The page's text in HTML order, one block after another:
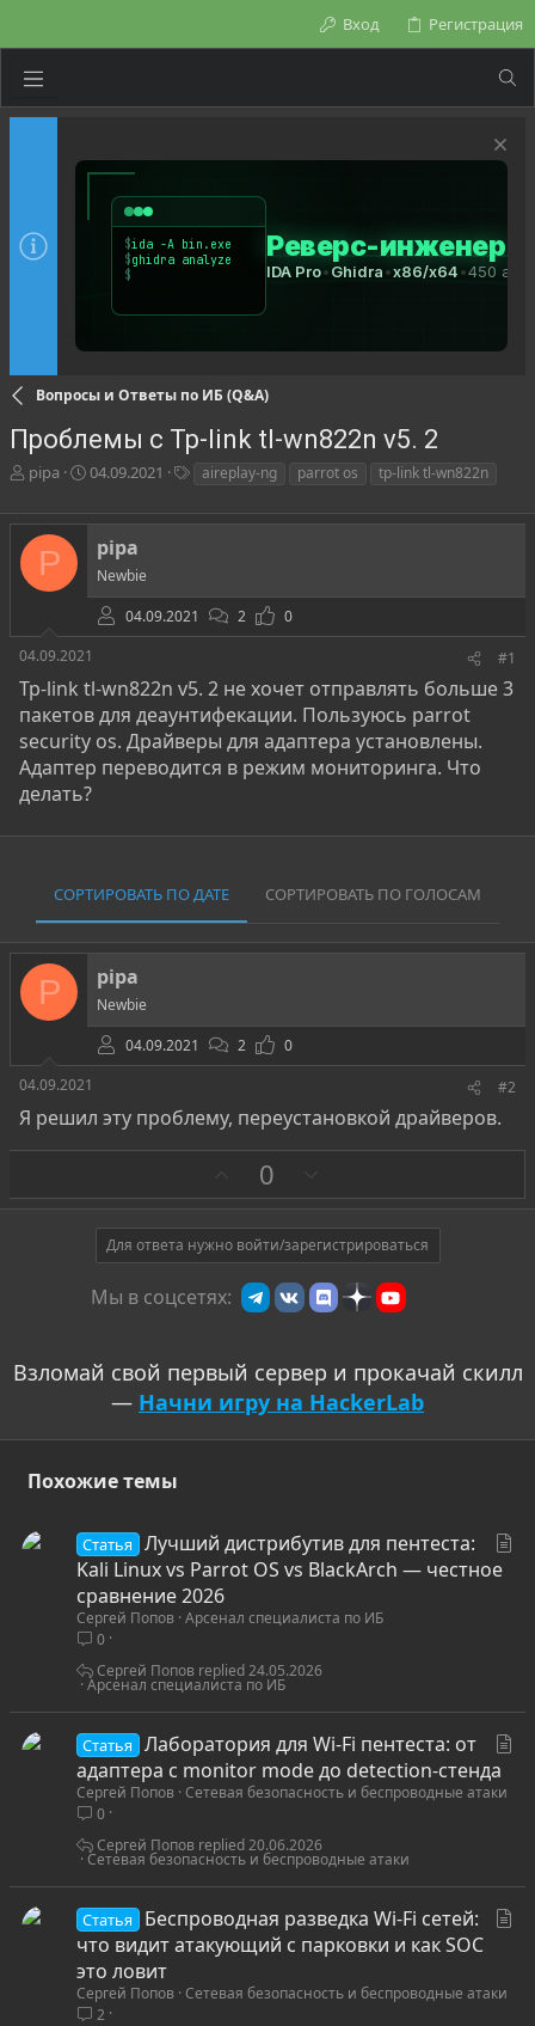
Вход Регистрация
Вопросы и Ответы по ИБ (Q&A)
Проблемы с Tp-link tl-wn822n v5. 2
А
т
о
т
ы
pipa
Д
т
ч
л
а
04.09.2021
г
aireplay-ng parrot os tp-link tl-wn822n
P pipa
Newbie
04.09.2021
2
0
04.09.2021
#1
Tp-link tl-wn822n v5. 2 не хочет отправлять больше 3
пакетов для деаунтифекации. Пользуюсь parrot
security os. Драйверы для адаптера установлены.
Адаптер переводится в режим мониторинга. Что
делать?
СОРТИРОВАТЬ ПО ДАТЕ СОРТИРОВАТЬ ПО ГОЛОСАМ
P pipa
Newbie
04.09.2021
2
0
04.09.2021
#2
Я решил эту проблему, переустановкой драйверов.
а
0
р
о
т
и
в
Для ответа нужно войти/зарегистрироваться
Мы в соцсетях:
Взломай свой первый сервер и прокачай скилл
— Начни игру на HackerLab
Похожие темы
Статья
Лучший дистрибутив для пентеста:
Kali Linux vs Parrot OS vs BlackArch — честное
сравнение 2026
Сергей Попов Арсенал специалиста по ИБ
0
Арсенал специалиста по ИБ
24.05.2026
Сергей Попов
Статья
Лаборатория для Wi-Fi пентеста: от
адаптера с monitor mode до detection-стенда
Сергей Попов Сетевая безопасность и беспроводные атаки
0
Сетевая безопасность и беспроводные атаки
20.06.2026
Сергей Попов
Статья
Беспроводная разведка Wi-Fi сетей:
что видит атакующий с парковки и как SOC
это ловит
Сергей Попов Сетевая безопасность и беспроводные атаки
2